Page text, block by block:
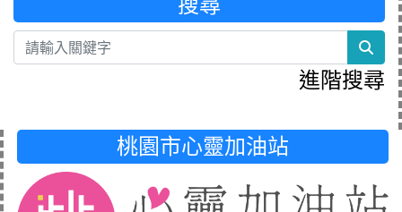
搜尋
進階搜尋
桃園市心靈加油站